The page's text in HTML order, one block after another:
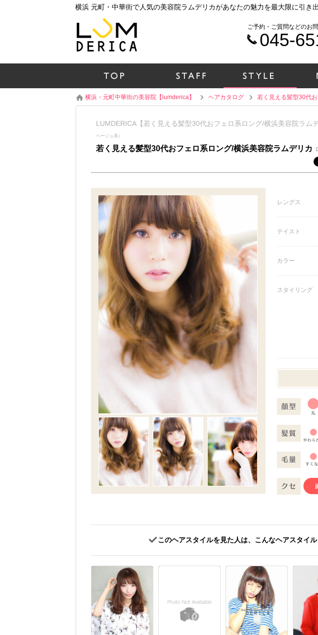
ご予約・ご質問などのお
045-
横浜・元町中華街の美容院【lumderica】 ヘアカタログ 若く見える髪型30代
LUMDERICA【若く見える髪型30代おフェロ系ロング/横浜美容院ラムデ
ベージュ系）
若く見える髪型30代おフェロ系ロング/横浜美容院ラムデリカ
レングス
テイスト
カラー
スタイリング
このヘアスタイルを見た人は、こんなヘアスタイル